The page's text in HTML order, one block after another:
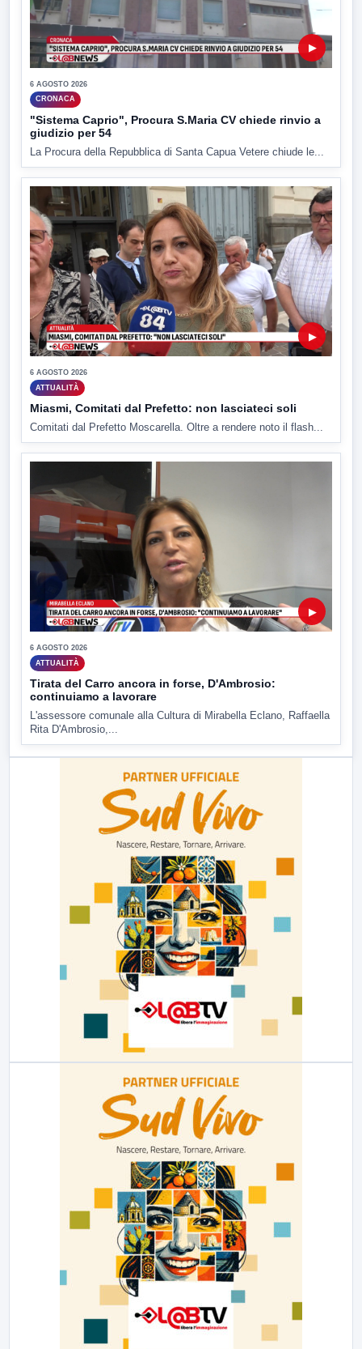
▶
6 AGOSTO 2026
CRONACA
"Sistema Caprio", Procura S.Maria CV chiede rinvio a
giudizio per 54
La Procura della Repubblica di Santa Capua Vetere chiude le...
▶
6 AGOSTO 2026
ATTUALITÀ
Miasmi, Comitati dal Prefetto: non lasciateci soli
Comitati dal Prefetto Moscarella. Oltre a rendere noto il flash...
▶
6 AGOSTO 2026
ATTUALITÀ
Tirata del Carro ancora in forse, D'Ambrosio:
continuiamo a lavorare
L'assessore comunale alla Cultura di Mirabella Eclano, Raffaella
Rita D'Ambrosio,...